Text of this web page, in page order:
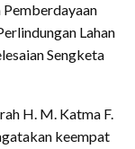
Lahan
Sengketa
H. M. Katma F.
keempat